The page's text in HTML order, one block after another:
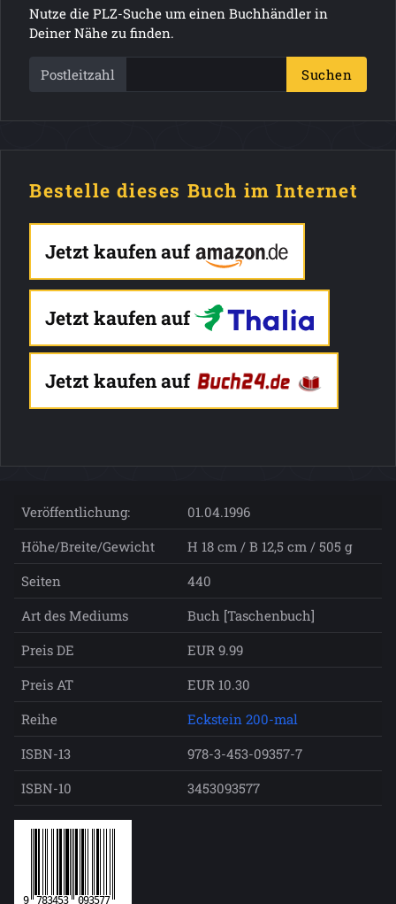
Nutze die PLZ-Suche um einen Buchhändler in
Deiner Nähe zu finden.
Postleitzahl Suchen
Bestelle dieses Buch im Internet
Jetzt kaufen auf
Jetzt kaufen auf
Jetzt kaufen auf
Veröffentlichung:
01.04.1996
Höhe/Breite/Gewicht
H 18 cm / B 12,5 cm / 505 g
Seiten
440
Art des Mediums
Buch [Taschenbuch]
Preis DE
EUR 9.99
Preis AT
EUR 10.30
Reihe
Eckstein 200-mal
ISBN-13
978-3-453-09357-7
ISBN-10
3453093577